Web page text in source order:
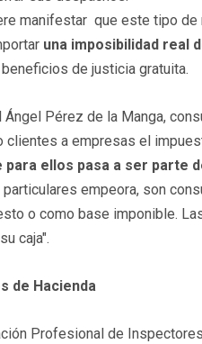
manifestar que este tipo
una imposibilidad real
de justicia gratuita.
Ángel Pérez de la Manga,
clientes a empresas el
para ellos pasa a ser parte
empeora, son
o como base imponible.
caja".
de Hacienda
Profesional de